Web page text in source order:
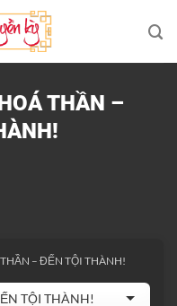
THẦN –
– ĐẾN TỘI THÀNH!